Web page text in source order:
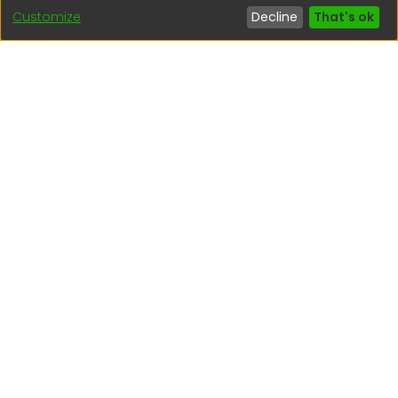
regen@igp.gob.pe
Customize
Decline That's ok